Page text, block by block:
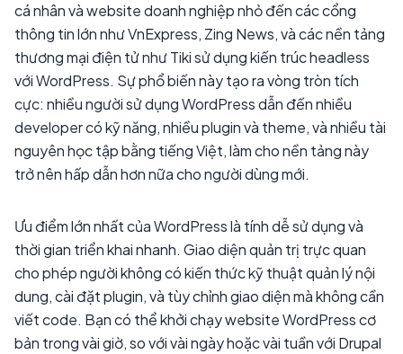
cá nhân và website doanh nghiệp nhỏ đến các cổng
thông tin lớn như VnExpress, Zing News, và các nền tảng
thương mại điện tử như Tiki sử dụng kiến trúc headless
với WordPress. Sự phổ biến này tạo ra vòng tròn tích
cực: nhiều người sử dụng WordPress dẫn đến nhiều
developer có kỹ năng, nhiều plugin và theme, và nhiều tài
nguyên học tập bằng tiếng Việt, làm cho nền tảng này
trở nên hấp dẫn hơn nữa cho người dùng mới.
Ưu điểm lớn nhất của WordPress là tính dễ sử dụng và
thời gian triển khai nhanh. Giao diện quản trị trực quan
cho phép người không có kiến thức kỹ thuật quản lý nội
dung, cài đặt plugin, và tùy chỉnh giao diện mà không cần
viết code. Bạn có thể khởi chạy website WordPress cơ
bản trong vài giờ, so với vài ngày hoặc vài tuần với Drupal